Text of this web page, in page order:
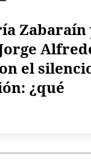
Zabaraín
el
¿qué